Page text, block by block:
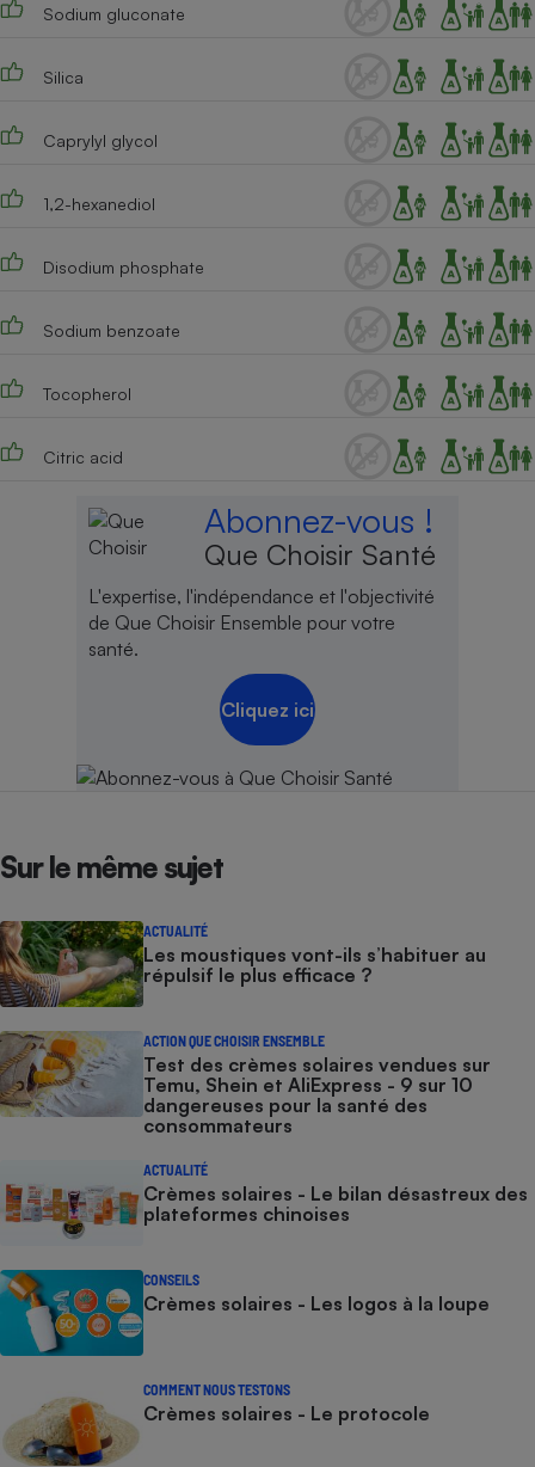
Sodium gluconate
Silica
Caprylyl glycol
1,2-hexanediol
Disodium phosphate
Sodium benzoate
Tocopherol
Citric acid
Abonnez-vous !
Que Choisir Santé
L'expertise, l'indépendance et l'objectivité
de Que Choisir Ensemble pour votre
santé.
Cliquez ici
Sur le même sujet
ACTUALITÉ
Les moustiques vont-ils s’habituer au
répulsif le plus efficace ?
ACTION QUE CHOISIR ENSEMBLE
Test des crèmes solaires vendues sur
Temu, Shein et AliExpress - 9 sur 10
dangereuses pour la santé des
consommateurs
ACTUALITÉ
Crèmes solaires - Le bilan désastreux des
plateformes chinoises
CONSEILS
Crèmes solaires - Les logos à la loupe
COMMENT NOUS TESTONS
Crèmes solaires - Le protocole